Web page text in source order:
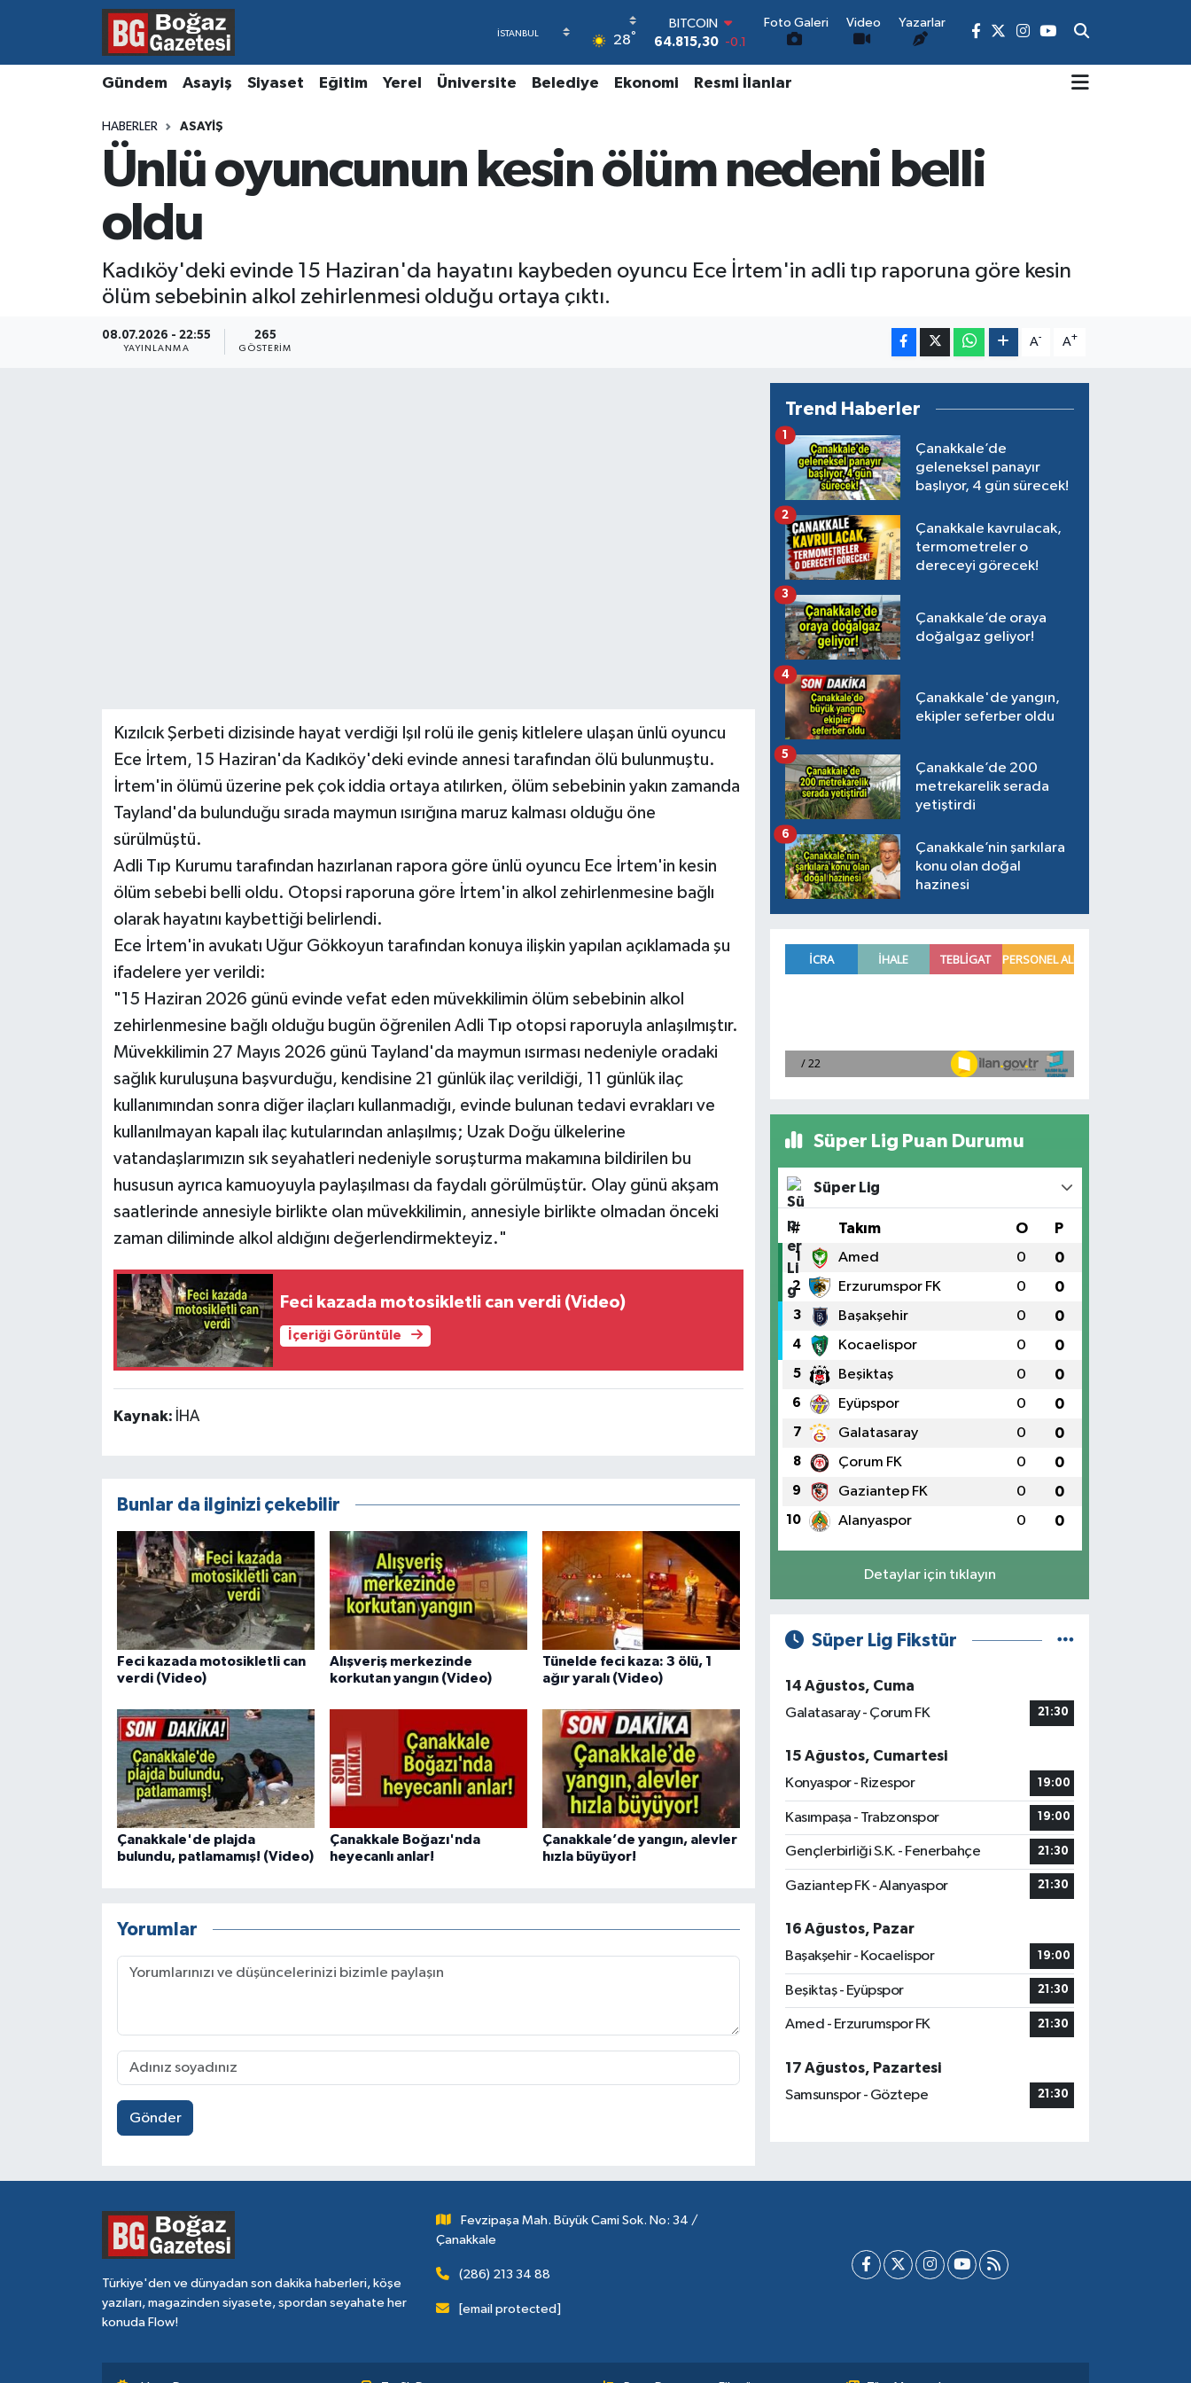
28°
BITCOIN
64.815,30 -0.1
47,7436 0.18
64,4811
GRAM ALTIN
Foto Galeri Video Yazarlar
Gündem Asayiş Siyaset Eğitim Yerel Üniversite Belediye Ekonomi Resmi İlanlar
HABERLER ASAYIŞ
Ünlü oyuncunun kesin ölüm nedeni belli
oldu
Kadıköy'deki evinde 15 Haziran'da hayatını kaybeden oyuncu Ece İrtem'in adli tıp raporuna göre kesin
ölüm sebebinin alkol zehirlenmesi olduğu ortaya çıktı.
08.07.2026 - 22:55
YAYINLANMA
265
GÖSTERIM
A- A+
Kızılcık Şerbeti dizisinde hayat verdiği Işıl rolü ile geniş kitlelere ulaşan ünlü oyuncu
Ece İrtem, 15 Haziran'da Kadıköy'deki evinde annesi tarafından ölü bulunmuştu.
İrtem'in ölümü üzerine pek çok iddia ortaya atılırken, ölüm sebebinin yakın zamanda
Tayland'da bulunduğu sırada maymun ısırığına maruz kalması olduğu öne
sürülmüştü.
Adli Tıp Kurumu tarafından hazırlanan rapora göre ünlü oyuncu Ece İrtem'in kesin
ölüm sebebi belli oldu. Otopsi raporuna göre İrtem'in alkol zehirlenmesine bağlı
olarak hayatını kaybettiği belirlendi.
Ece İrtem'in avukatı Uğur Gökkoyun tarafından konuya ilişkin yapılan açıklamada şu
ifadelere yer verildi:
"15 Haziran 2026 günü evinde vefat eden müvekkilimin ölüm sebebinin alkol
zehirlenmesine bağlı olduğu bugün öğrenilen Adli Tıp otopsi raporuyla anlaşılmıştır.
Müvekkilimin 27 Mayıs 2026 günü Tayland'da maymun ısırması nedeniyle oradaki
sağlık kuruluşuna başvurduğu, kendisine 21 günlük ilaç verildiği, 11 günlük ilaç
kullanımından sonra diğer ilaçları kullanmadığı, evinde bulunan tedavi evrakları ve
kullanılmayan kapalı ilaç kutularından anlaşılmış; Uzak Doğu ülkelerine
vatandaşlarımızın sık seyahatleri nedeniyle soruşturma makamına bildirilen bu
hususun ayrıca kamuoyuyla paylaşılması da faydalı görülmüştür. Olay günü akşam
saatlerinde annesiyle birlikte olan müvekkilimin, annesiyle birlikte olmadan önceki
zaman diliminde alkol aldığını değerlendirmekteyiz."
Feci kazada motosikletli can verdi (Video)
İçeriği Görüntüle
Kaynak: İHA
Bunlar da ilginizi çekebilir
Feci kazada motosikletli can
verdi (Video)
Alışveriş merkezinde
korkutan yangın (Video)
Tünelde feci kaza: 3 ölü, 1
ağır yaralı (Video)
Çanakkale'de plajda
bulundu, patlamamış! (Video)
Çanakkale Boğazı'nda
heyecanlı anlar!
Çanakkale’de yangın, alevler
hızla büyüyor!
Yorumlar
Gönder
Trend Haberler
Çanakkale’de
geleneksel panayır
başlıyor, 4 gün sürecek!
1
Çanakkale kavrulacak,
termometreler o
dereceyi görecek!
2
Çanakkale’de oraya
doğalgaz geliyor!
3
Çanakkale'de yangın,
ekipler seferber oldu
4
Çanakkale’de 200
metrekarelik serada
yetiştirdi
5
Çanakkale’nin şarkılara
konu olan doğal
hazinesi
6
Süper Lig Puan Durumu
Süper Lig
# Takım O P
1 Amed 0 0
2 Erzurumspor FK 0 0
3 Başakşehir 0 0
4 Kocaelispor 0 0
5 Beşiktaş 0 0
6 Eyüpspor 0 0
7 Galatasaray 0 0
8 Çorum FK 0 0
9 Gaziantep FK 0 0
10 Alanyaspor 0 0
Detaylar için tıklayın
Süper Lig Fikstür
14 Ağustos, Cuma
Galatasaray - Çorum FK
21:30
15 Ağustos, Cumartesi
Konyaspor - Rizespor
19:00
Kasımpaşa - Trabzonspor 19:00
Gençlerbirliği S.K. - Fenerbahçe 21:30
Gaziantep FK - Alanyaspor 21:30
16 Ağustos, Pazar
Başakşehir - Kocaelispor
19:00
Beşiktaş - Eyüpspor 21:30
Amed - Erzurumspor FK 21:30
17 Ağustos, Pazartesi
Samsunspor - Göztepe
21:30
Türkiye'den ve dünyadan son dakika haberleri, köşe
yazıları, magazinden siyasete, spordan seyahate her
konuda Flow!
Fevzipaşa Mah. Büyük Cami Sok. No: 34 /
Çanakkale
(286) 213 34 88
[email protected]
Asayiş
Magazin
Resmi İlanlar
Hava Durumu
Süper Lig Puan Durumu ve Fikstür
Tüm Manşetler
Haber Arşivi